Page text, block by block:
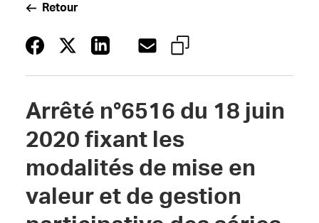
Retour
Arrêté n°6516 du 18 juin
2020 fixant les
modalités de mise en
valeur et de gestion